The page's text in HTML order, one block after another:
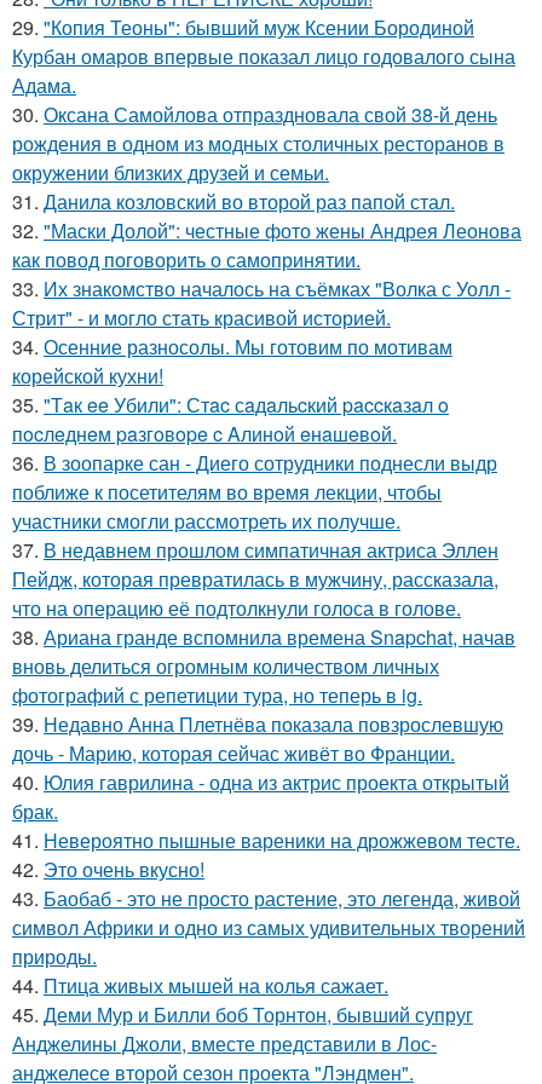
29. "Копия Теоны": бывший муж Ксении Бородиной
Курбан омаров впервые показал лицо годовалого сына
Адама.
30. Оксана Самойлова отпраздновала свой 38-й день
рождения в одном из модных столичных ресторанов в
окружении близких друзей и семьи.
31. Данила козловский во второй раз папой стал.
32. "Маски Долой": честные фото жены Андрея Леонова
как повод поговорить о самопринятии.
33. Их знакомство началось на съёмках "Волка с Уолл -
Стрит" - и могло стать красивой историей.
34. Осенние разносолы. Мы готовим по мотивам
корейской кухни!
35. "Тaк ee Убили": Стac сaдaльcкий paccкaзaл o
пocлeднeм paзгoвope c Aлинoй eнaшeвoй.
36. В зоопарке сан - Диего сотрудники поднесли выдр
поближе к посетителям во время лекции, чтобы
участники смогли рассмотреть их получше.
37. В недавнем прошлом симпатичная актриса Эллен
Пейдж, которая превратилась в мужчину, рассказала,
что на операцию её подтолкнули голоса в голове.
38. Ариана гранде вспомнила времена Snapchat, начав
вновь делиться огромным количеством личных
фотографий с репетиции тура, но теперь в ig.
39. Недавно Анна Плетнёва показала повзрослевшую
дочь - Марию, которая сейчас живёт во Франции.
40. Юлия гаврилина - одна из актрис проекта открытый
брак.
41. Невероятно пышные вареники на дрожжевом тесте.
42. Это очень вкусно!
43. Баобаб - это не просто растение, это легенда, живой
символ Африки и одно из самых удивительных творений
природы.
44. Птица живых мышей на колья сажает.
45. Деми Мур и Билли боб Торнтон, бывший супруг
Анджелины Джоли, вместе представили в Лос-
анджелесе второй сезон проекта "Лэндмен".